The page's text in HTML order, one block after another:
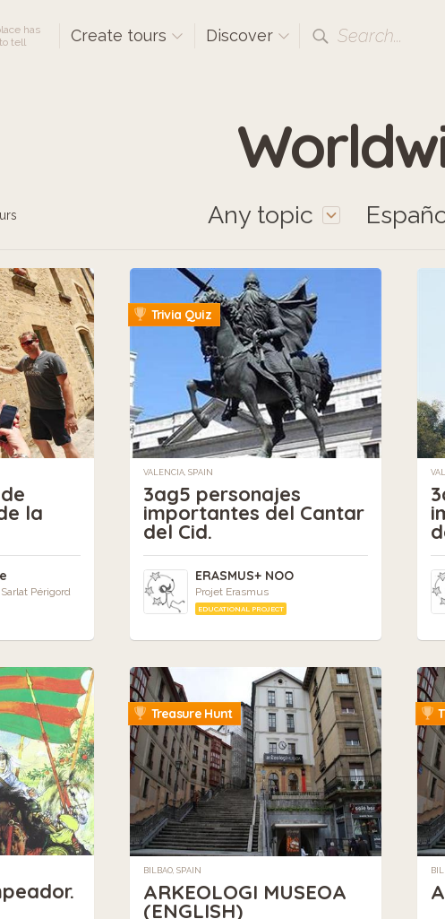
has
tell
Create tours Discover Search...
Any topic
la
Périgord
Trivia Quiz
VALENCIA, SPAIN
3ag5 personajes
importantes del Cantar
del Cid.
ERASMUS+ NOO
Projet Erasmus
EDUCATIONAL PROJECT
Treasure Hunt
BILBAO, SPAIN
ARKEOLOGI MUSEOA
(ENGLISH)